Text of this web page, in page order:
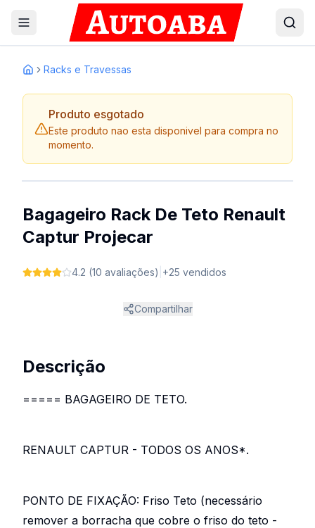
Racks e Travessas
Produto esgotado
Este produto nao esta disponivel para compra no
momento.
1/3
Bagageiro Rack De Teto Renault
Captur Projecar
4.2 (10 avaliações) +25 vendidos
Compartilhar
Descrição
===== BAGAGEIRO DE TETO.
RENAULT CAPTUR - TODOS OS ANOS*.
PONTO DE FIXAÇÃO: Friso Teto (necessário
remover a borracha que cobre o friso do teto -